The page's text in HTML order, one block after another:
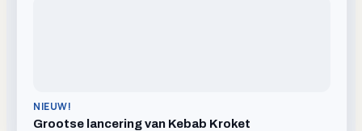
NIEUW!
Grootse lancering van Kebab Kroket